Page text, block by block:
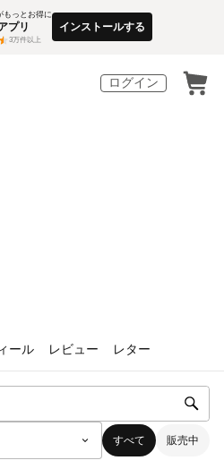
もっとお得に
プリ
3万件以上
インストールする
ログイン
ール レビュー レター
すべて 販売中